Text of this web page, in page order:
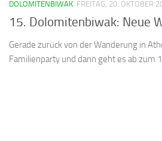
DOLOMITENBIWAK FREITAG, 20. OKTOBER
15. Dolomitenbiwak: Neue
Gerade zurück von der Wanderung in
Familienparty und dann geht es ab zum